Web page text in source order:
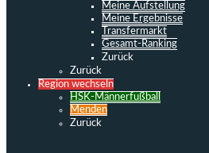
Meine Aufstellung
Meine Ergebnisse
Transfermarkt
Gesamt-Ranking
Zurück
Zurück
Region wechseln
HSK-Männerfußball
Menden
Zurück